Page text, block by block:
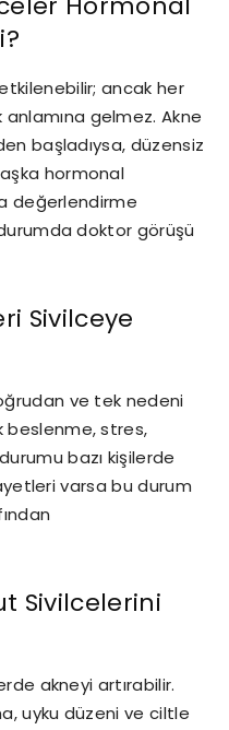
ancak her
gelmez. Akne
başladıysa, düzensiz
hormonal
değerlendirme
doktor görüşü
Sivilceye
ve tek nedeni
beslenme, stres,
bazı kişilerde
varsa bu durum
Sivilcelerini
akneyi artırabilir.
uyku düzeni ve ciltle